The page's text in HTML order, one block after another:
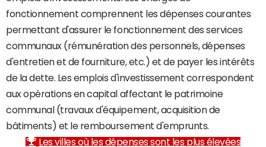
fonctionnement comprennent les dépenses courantes
permettant d'assurer le fonctionnement des services
communaux (rémunération des personnels, dépenses
d'entretien et de fourniture, etc.) et de payer les intérêts
de la dette. Les emplois d'investissement correspondent
aux opérations en capital affectant le patrimoine
communal (travaux d'équipement, acquisition de
bâtiments) et le remboursement d'emprunts.
Les villes où les dépenses sont les plus élevées